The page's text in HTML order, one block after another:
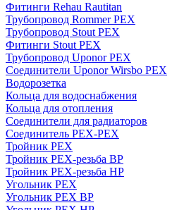
Фитинги Rehau Rautitan
Трубопровод Rommer PEX
Трубопровод Stout PEX
Фитинги Stout PEX
Трубопровод Uponor PEX
Соединители Uponor Wirsbo PEX
Водорозетка
Кольца для водоснабжения
Кольца для отопления
Соединители для радиаторов
Соединитель PEX-PEX
Тройник PEX
Тройник PEX-резьба ВР
Тройник PEX-резьба НР
Угольник PEX
Угольник PEX ВР